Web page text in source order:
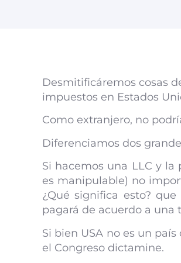
Desmitificáremos cosas
impuestos en Estados
Como extranjero, no
Diferenciamos dos
Si hacemos una LLC y la
es manipulable) no
¿Qué significa esto?
pagará de acuerdo a una
Si bien USA no es un
el Congreso dictamine.